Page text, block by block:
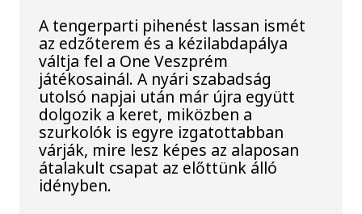
A tengerparti pihenést lassan ismét
az edzőterem és a kézilabdapálya
váltja fel a One Veszprém
játékosainál. A nyári szabadság
utolsó napjai után már újra együtt
dolgozik a keret, miközben a
szurkolók is egyre izgatottabban
várják, mire lesz képes az alaposan
átalakult csapat az előttünk álló
idényben.